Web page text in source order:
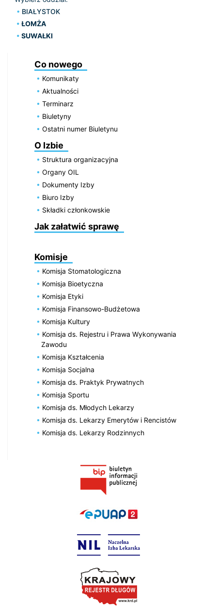
BIAŁYSTOK
ŁOMŻA
SUWAŁKI
Co nowego
Komunikaty
Aktualności
Terminarz
Biuletyny
Ostatni numer Biuletynu
O Izbie
Struktura organizacyjna
Organy OIL
Dokumenty Izby
Biuro Izby
Składki członkowskie
Jak załatwić sprawę
Komisje
Komisja Stomatologiczna
Komisja Bioetyczna
Komisja Etyki
Komisja Finansowo-Budżetowa
Komisja Kultury
Komisja ds. Rejestru i Prawa Wykonywania
Zawodu
Komisja Kształcenia
Komisja Socjalna
Komisja ds. Praktyk Prywatnych
Komisja Sportu
Komisja ds. Młodych Lekarzy
Komisja ds. Lekarzy Emerytów i Rencistów
Komisja ds. Lekarzy Rodzinnych